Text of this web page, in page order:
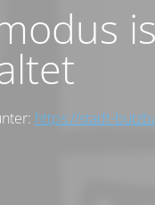
https://stadt-